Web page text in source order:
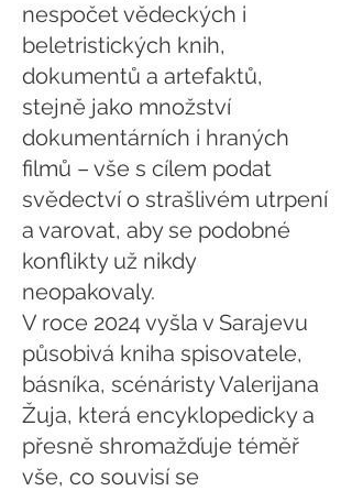
nespočet vědeckých i
beletristických knih,
dokumentů a artefaktů,
stejně jako množství
dokumentárních i hraných
filmů – vše s cílem podat
svědectví o strašlivém utrpení
a varovat, aby se podobné
konflikty už nikdy
neopakovaly.
V roce 2024 vyšla v Sarajevu
působivá kniha spisovatele,
básníka, scénáristy Valerijana
Žuja, která encyklopedicky a
přesně shromažďuje téměř
vše, co souvisí se